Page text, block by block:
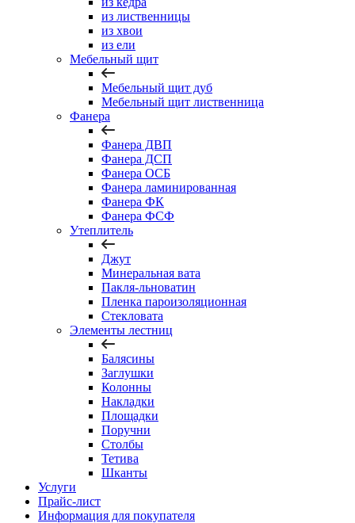
из лиственницы
из хвои
из ели
Мебельный щит
Мебельный щит дуб
Мебельный щит лиственница
Фанера
Фанера ДВП
Фанера ДСП
Фанера ОСБ
Фанера ламинированная
Фанера ФК
Фанера ФСФ
Утеплитель
Джут
Минеральная вата
Пакля-льноватин
Пленка пароизоляционная
Стекловата
Элементы лестниц
Балясины
Заглушки
Колонны
Накладки
Площадки
Поручни
Столбы
Тетива
Шканты
Услуги
Прайс-лист
Информация для покупателя